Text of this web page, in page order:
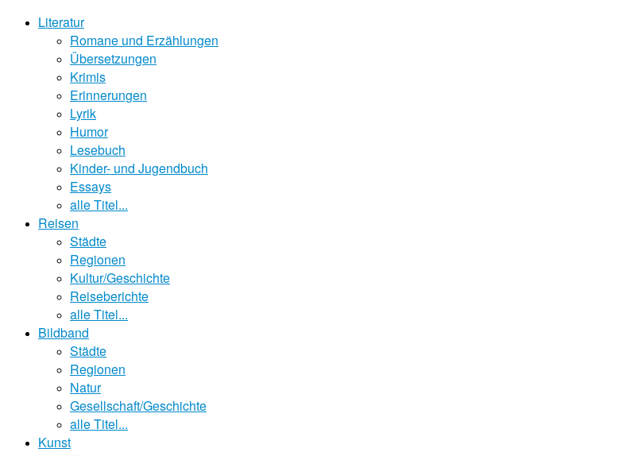
Literatur
Romane und Erzählungen
Übersetzungen
Krimis
Erinnerungen
Lyrik
Humor
Lesebuch
Kinder- und Jugendbuch
Essays
alle Titel...
Reisen
Städte
Regionen
Kultur/Geschichte
Reiseberichte
alle Titel...
Bildband
Städte
Regionen
Natur
Gesellschaft/Geschichte
alle Titel...
Kunst